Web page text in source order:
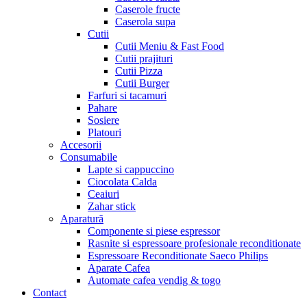
Caserole fructe
Caserola supa
Cutii
Cutii Meniu & Fast Food
Cutii prajituri
Cutii Pizza
Cutii Burger
Farfuri si tacamuri
Pahare
Sosiere
Platouri
Accesorii
Consumabile
Lapte si cappuccino
Ciocolata Calda
Ceaiuri
Zahar stick
Aparatură
Componente si piese espressor
Rasnite si espressoare profesionale reconditionate
Espressoare Reconditionate Saeco Philips
Aparate Cafea
Automate cafea vendig & togo
Contact